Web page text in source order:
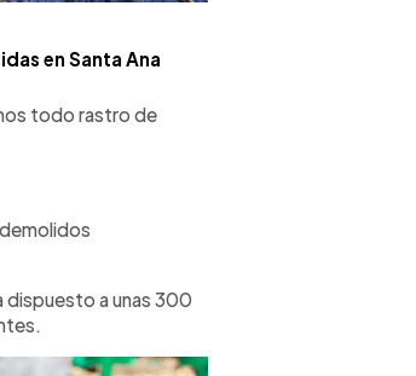
en Santa Ana
todo rastro de
dispuesto a unas 300